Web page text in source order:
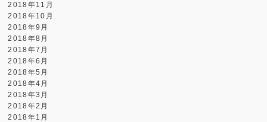
2018年11月
2018年10月
2018年9月
2018年8月
2018年7月
2018年6月
2018年5月
2018年4月
2018年3月
2018年2月
2018年1月